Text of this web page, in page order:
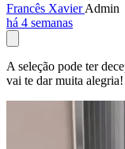
Francês XavierAdmin
há 4 semanas
A seleção pode ter
vai te dar muita alegria!